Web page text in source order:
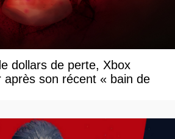
dollars de perte, Xbox
après son récent « bain de